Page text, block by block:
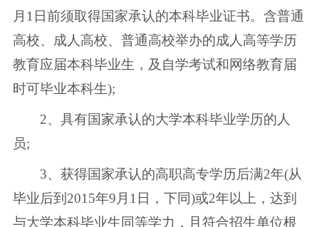
月1日前须取得国家承认的本科毕业证书。含普通
高校、成人高校、普通高校举办的成人高等学历
教育应届本科毕业生，及自学考试和网络教育届
时可毕业本科生);
2、具有国家承认的大学本科毕业学历的人
员;
3、获得国家承认的高职高专学历后满2年(从
毕业后到2015年9月1日，下同)或2年以上，达到
与大学本科毕业生同等学力，且符合招生单位根